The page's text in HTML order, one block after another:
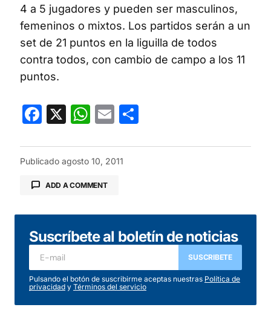
4 a 5 jugadores y pueden ser masculinos,
femeninos o mixtos. Los partidos serán a un
set de 21 puntos en la liguilla de todos
contra todos, con cambio de campo a los 11
puntos.
Facebook
X WhatsApp
Email
Publicado agosto 10, 2011
ADD A COMMENT
Tu dirección de correo electrónico no será
publicada. Los campos obligatorios están
marcados con
Comentario*
Suscríbete al boletín de noticias
SUSCRIBETE
Pulsando el botón de suscribirme aceptas nuestras Política de
privacidad y Términos del servicio